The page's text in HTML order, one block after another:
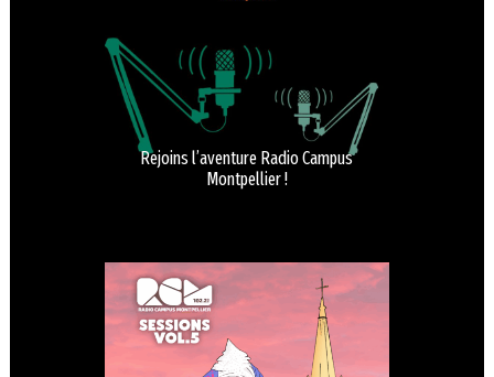
Rejoins l’aventure Radio Campus
Montpellier !